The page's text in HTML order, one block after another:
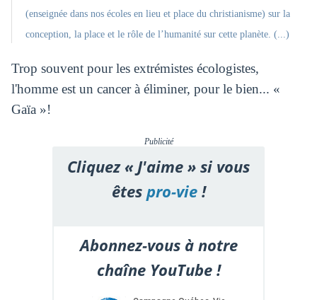
(enseignée dans nos écoles en lieu et place du christianisme) sur la
conception, la place et le rôle de l’humanité sur cette planète. (...)
Trop souvent pour les extrémistes écologistes,
l'homme est un cancer à éliminer, pour le bien... «
Gaïa »!
Publicité
Cliquez « J'aime » si vous
êtespro-vie!
Abonnez-vous à notre
chaîne YouTube !